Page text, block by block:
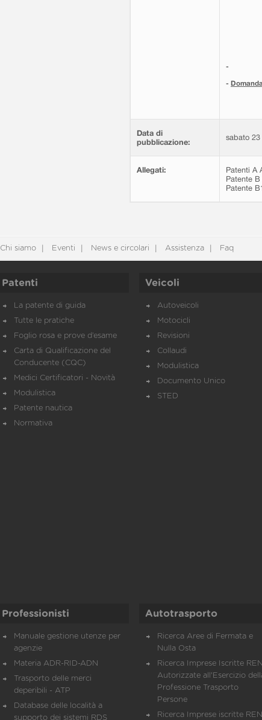
-
-
Data di
pubblicazione:
sabato
Allegati: Patenti A
Patente
Patente
Chi siamo Eventi News e circolari Assistenza Faq
Patenti
La patente di guida
Tutte le pratiche
Foglio rosa e prove d’esame
Carta di Qualificazione del
Conducente (CQC)
Medici Certificatori - Novità
Modulistica
Patente nautica
Normativa
Veicoli
Autoveicoli
Motocicli
Revisioni
Collaudi
Modulistica
Documento Unico
STED
Professionisti
Manuale gestione utenze per
agenzie
Materia ADR-RID-ADN
Trasporto delle merci
deperibili - ATP
Database delle località a
supporto dei sistemi RDS
Autotrasporto
Ricerca Aree di Fermata e
Nulla Osta
Ricerca Imprese Iscritte
Autorizzate all'Esercizio
Professione Trasporto
Persone
Ricerca Imprese iscritte